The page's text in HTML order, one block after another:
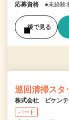
応募資格 ●未経験
後で見る
巡回清掃スタ
株式会社 ビケン
パート